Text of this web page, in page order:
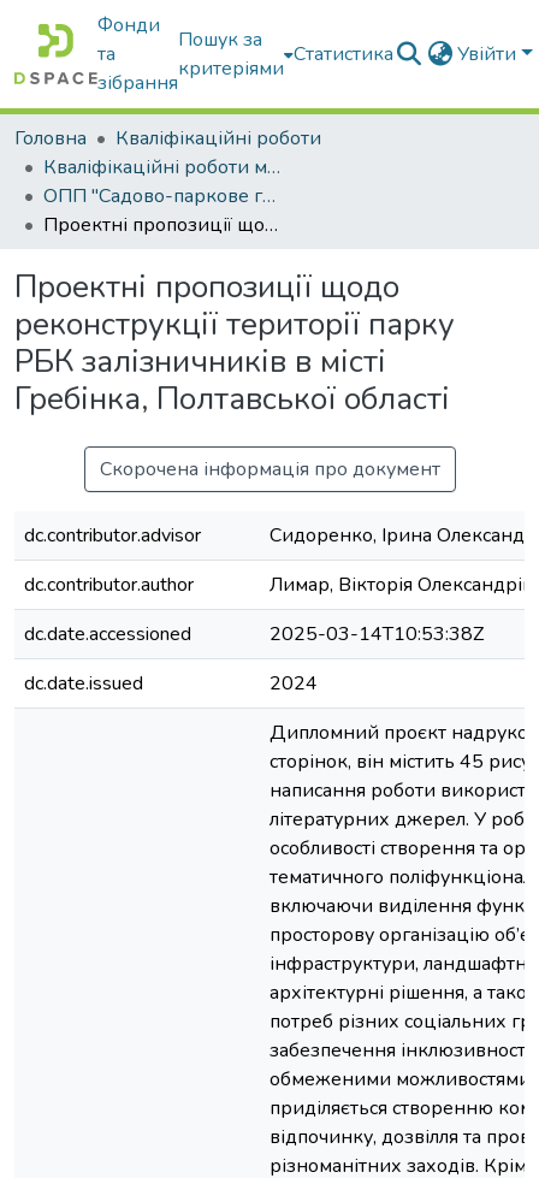
Фонди
та
зібрання
Пошук за
критеріями
Статистика Увійти
Головна
Кваліфікаційні роботи
Кваліфікаційні роботи магістрів
ОПП "Садово-паркове господарство"
Проектні пропозиції щодо реконструкції території парку РБК залізничників в місті Гребінка, Полтавської області
Проектні пропозиції щодо
реконструкції території парку
РБК залізничників в місті
Гребінка, Полтавської області
Скорочена інформація про документ
dc.contributor.advisor
Сидоренко, Ірина
dc.contributor.author
Лимар, Вікторія
dc.date.accessioned
2025-03-14T10:53:38Z
dc.date.issued
2024
Дипломний проєкт
сторінок, він містить 45
написання роботи
літературних джерел. У
особливості створення та
тематичного
включаючи виділення
просторову організацію
інфраструктури,
архітектурні рішення, а
потреб різних соціальних
забезпечення
обмеженими можливостями.
приділяється створенню
відпочинку, дозвілля та
різноманітних заходів. Крім